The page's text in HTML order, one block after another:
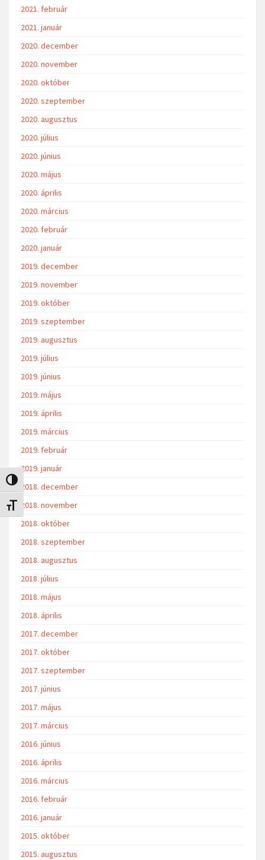
Nagy kontraszt váltása
Betűméret váltása
2021. február
2021. január
2020. december
2020. november
2020. október
2020. szeptember
2020. augusztus
2020. július
2020. június
2020. május
2020. április
2020. március
2020. február
2020. január
2019. december
2019. november
2019. október
2019. szeptember
2019. augusztus
2019. július
2019. június
2019. május
2019. április
2019. március
2019. február
2019. január
2018. december
2018. november
2018. október
2018. szeptember
2018. augusztus
2018. július
2018. május
2018. április
2017. december
2017. október
2017. szeptember
2017. június
2017. május
2017. március
2016. június
2016. április
2016. március
2016. február
2016. január
2015. október
2015. augusztus